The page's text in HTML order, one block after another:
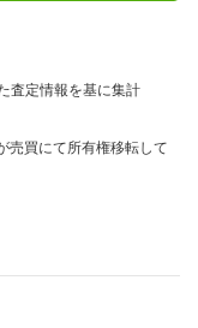
査定情報を基に集計
売買にて所有権移転して